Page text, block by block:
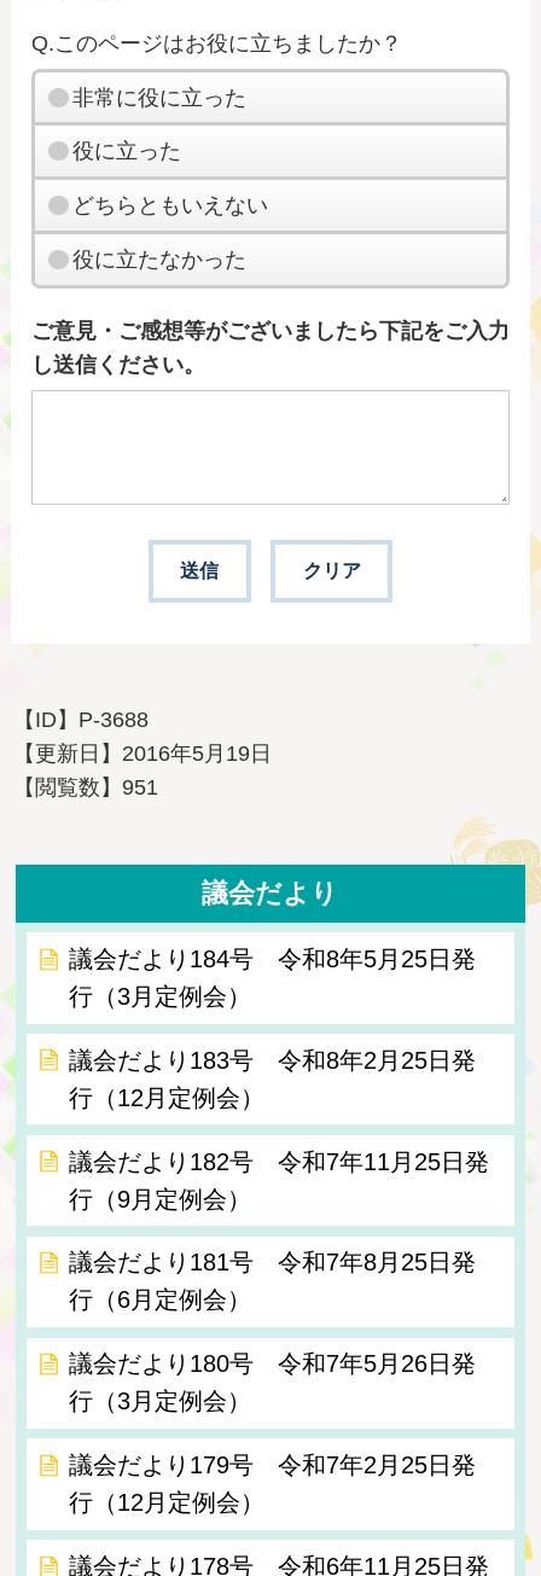
Q.このページはお役に立ちましたか？
非常に役に立った
役に立った
どちらともいえない
役に立たなかった
ご意見・ご感想等がございましたら下記をご入力
し送信ください。
【ID】 P-3688
【更新日】 2016年5月19日
【閲覧数】 951
議会だより
議会だより184号 令和8年5月25日発
行（3月定例会）
議会だより183号 令和8年2月25日発
行（12月定例会）
議会だより182号 令和7年11月25日発
行（9月定例会）
議会だより181号 令和7年8月25日発
行（6月定例会）
議会だより180号 令和7年5月26日発
行（3月定例会）
議会だより179号 令和7年2月25日発
行（12月定例会）
議会だより178号 令和6年11月25日発